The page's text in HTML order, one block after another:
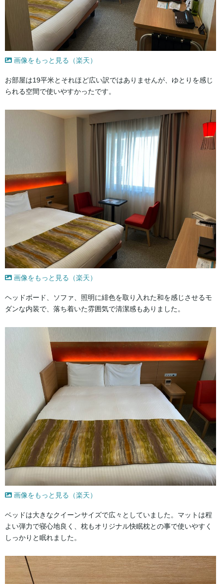
画像をもっと見る（楽天）
お部屋は19平米とそれほど広い訳ではありませんが、ゆとりを感じ
られる空間で使いやすかったです。
画像をもっと見る（楽天）
ヘッドボード、ソファ、照明に緋色を取り入れた和を感じさせるモ
ダンな内装で、落ち着いた雰囲気で清潔感もありました。
画像をもっと見る（楽天）
ベッドは大きなクイーンサイズで広々としていました。マットは程
よい弾力で寝心地良く、枕もオリジナル快眠枕との事で使いやすく
しっかりと眠れました。